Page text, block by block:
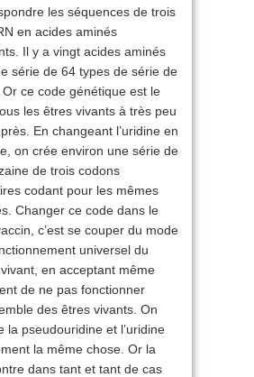
les séquences de trois
en acides aminés
Il y a vingt acides aminés
série de 64 types de série de
ce code génétique est le
les êtres vivants à très peu
En changeant l’uridine en
on crée environ une série de
de trois codons
codant pour les mêmes
Changer ce code dans le
c’est se couper du mode
universel du
en acceptant même
de ne pas fonctionner
des êtres vivants. On
la pseudouridine et l’uridine
la même chose. Or la
dans tant et tant de cas